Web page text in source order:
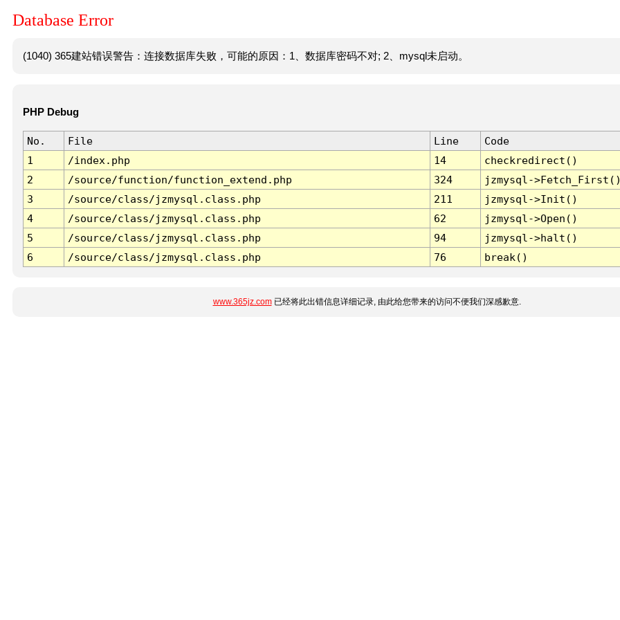
Database Error
(1040) 365建站错误警告：连接数据库失败，可能的原因：1、数据库密码不对; 2、mysql未启动。
PHP Debug
No. File Line
Code
1
/index.php 14
checkredirect()
2
/source/function/function_extend.php 324
jzmysql-
3
/source/class/jzmysql.class.php 211
jzmysql->Init()
4
/source/class/jzmysql.class.php 62
jzmysql->Open()
5
/source/class/jzmysql.class.php 94
jzmysql->halt()
6
/source/class/jzmysql.class.php 76 break()
www.365jz.com已经将此出错信息详细记录, 由此给您带来的访问不便我们深感歉意.